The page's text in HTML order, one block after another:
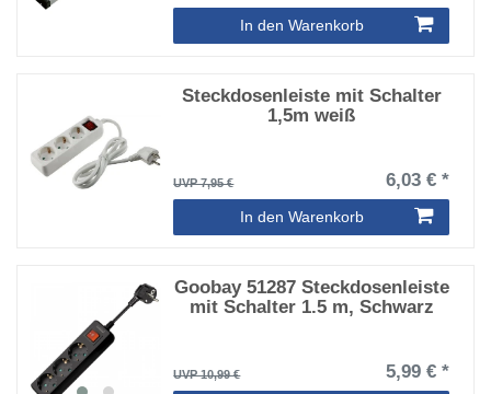
In den Warenkorb
Steckdosenleiste mit Schalter
1,5m weiß
UVP 7,95 € 6,03 € *
In den Warenkorb
Goobay 51287 Steckdosenleiste
mit Schalter 1.5 m, Schwarz
UVP 10,99 € 5,99 € *